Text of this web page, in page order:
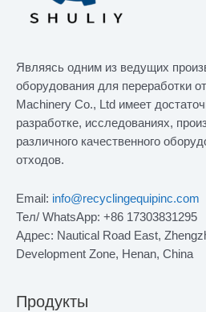
Являясь одним из ведущих
оборудования для переработки
Machinery Co., Ltd имеет
разработке, исследованиях,
различного качественного
отходов.
Email: info@recyclingequipinc.com
Тел/ WhatsApp: +86 17303831295
Адрес: Nautical Road East,
Development Zone, Henan, China
Продукты